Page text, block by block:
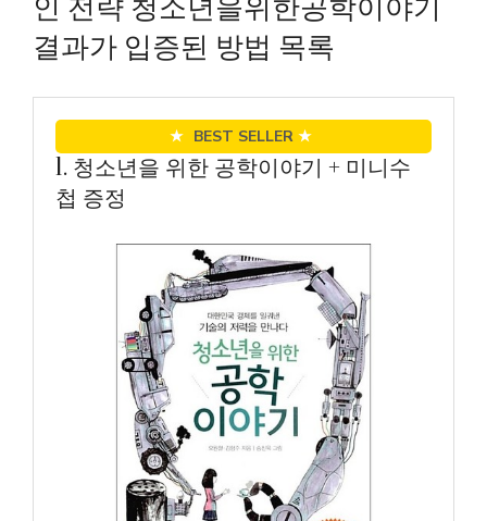
인 전략 청소년을위한공학이야기
결과가 입증된 방법 목록
★ BEST SELLER ★
1. 청소년을 위한 공학이야기 + 미니수
첩 증정